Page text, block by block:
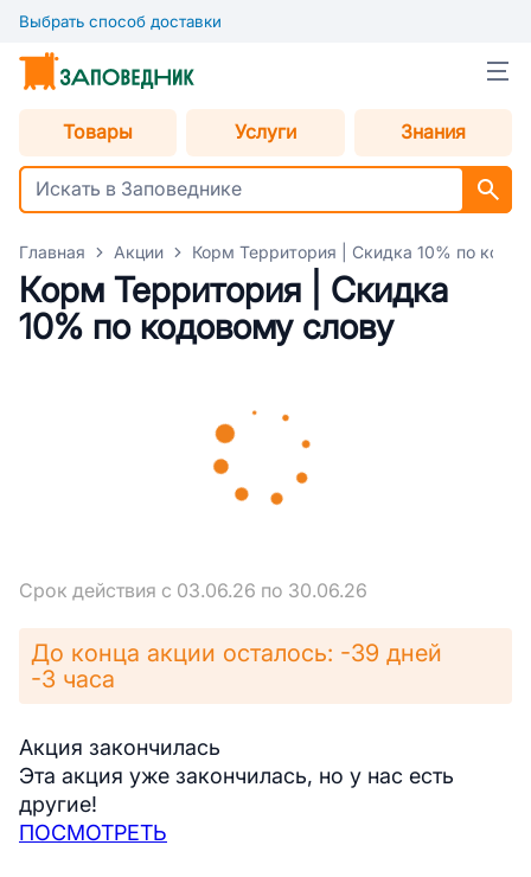
Выбрать способ доставки
Товары Услуги Знания
Главная Акции Корм Территория | Скидка 10% по
Корм Территория | Скидка
10% по кодовому слову
Срок действия с 03.06.26 по 30.06.26
До конца акции осталось: -39 дней
-3 часа
Акция закончилась
Эта акция уже закончилась, но у нас есть
другие!
ПОСМОТРЕТЬ